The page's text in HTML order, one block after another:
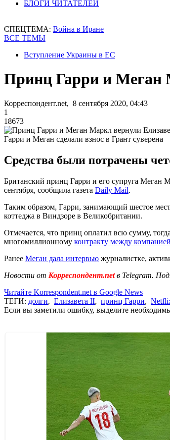
БЛОГИ ЧИТАТЕЛЕЙ
СПЕЦТЕМА: Война в Иране
ВСЕ ТЕМЫ
Вступление Украины в ЕС
Принц Гарри и Меган
Корреспондент.net, 8 сентября 2020, 04:43
1
18673
Гарри и Меган сделали взнос в Грант суверена
Средства были потрачены
Британский принц Гарри и его супруга Меган
сентября, сообщила газета Daily Mail.
Таким образом, Гарри, занимающий шестое
коттеджа в Виндзоре в Великобритании.
Отмечается, что принц оплатил всю сумму,
многомиллионному контракту между
Ранее Меган дала интервью журналистке,
Новости от Корреспондент.netв Telegram.
Читайте Korrespondent.net в Google News
ТЕГИ: долги, Елизавета II, принц Гарри,
Если вы заметили ошибку, выделите